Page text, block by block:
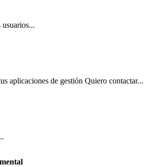
aplicaciones de gestión Quiero contactar...